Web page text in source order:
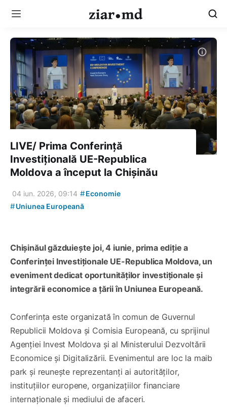
LIVE/ Prima Conferință
Investițională UE-Republica
Moldova a început la Chișinău
04 iun. 2026, 09:14 #Economie
#Uniunea Europeană
Chișinăul găzduiește joi, 4 iunie, prima ediție a
Conferinței Investiționale UE-Republica Moldova, un
eveniment dedicat oportunităților investiționale și
integrării economice a țării în Uniunea Europeană.
Conferința este organizată în comun de Guvernul
Republicii Moldova și Comisia Europeană, cu sprijinul
Agenției Invest Moldova și al Ministerului Dezvoltării
Economice și Digitalizării. Evenimentul are loc la maib
park și reunește reprezentanți ai autorităților,
instituțiilor europene, organizațiilor financiare
internaționale și mediului de afaceri.